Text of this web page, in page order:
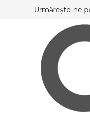
Urmărește-ne
Caută